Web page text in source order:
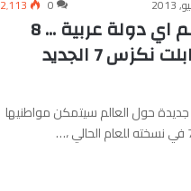
0 2٬113
بدون وجود اسم اي دولة عربية … 8
دول تستقبل تابلت نكزس 7 الجديد
ان 8 دول جديدة حول العالم سيتمكن مواطنيها